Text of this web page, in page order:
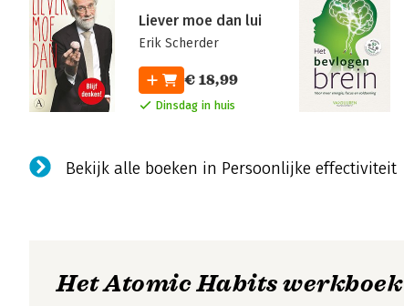
Liever moe dan lui
Erik Scherder
€ 18,99
Dinsdag in huis
Bekijk alle boeken in Persoonlijke effectiviteit
Het Atomic Habits werkboek